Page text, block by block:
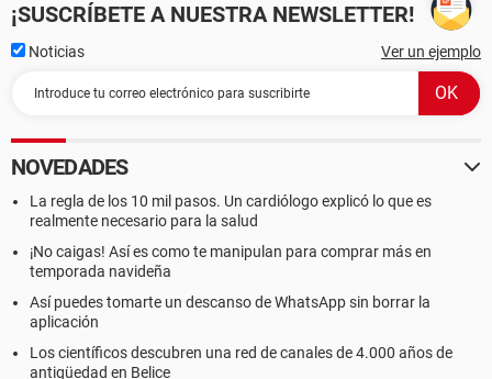
¡SUSCRÍBETE A NUESTRA NEWSLETTER!
Noticias Ver un ejemplo
NOVEDADES
La regla de los 10 mil pasos. Un cardiólogo explicó lo que es
realmente necesario para la salud
¡No caigas! Así es como te manipulan para comprar más en
temporada navideña
Así puedes tomarte un descanso de WhatsApp sin borrar la
aplicación
Los científicos descubren una red de canales de 4.000 años de
antigüedad en Belice